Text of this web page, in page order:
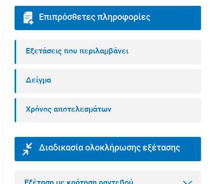
Επιπρόσθετες πληροφορίες
Εξετάσεις που περιλαμβάνει
Δείγμα
Χρόνος αποτελεσμάτων
Διαδικασία ολοκλήρωσης εξέτασης